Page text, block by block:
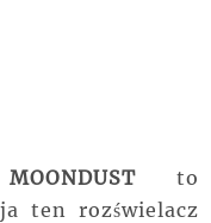
MOONDUST to
ten rozświelacz